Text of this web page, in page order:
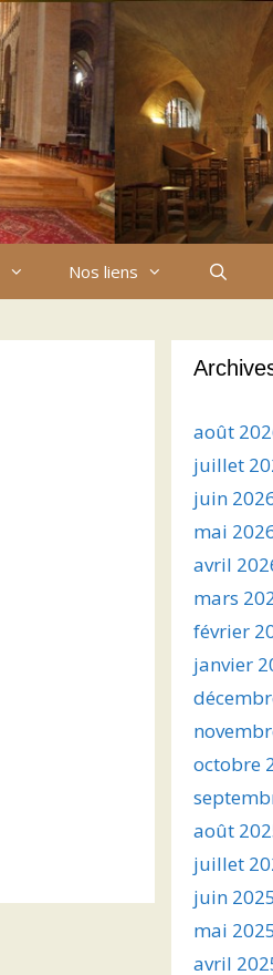
Nos liens
août
juillet
juin
mai
avril
mars
février
janvier
octobre
août
juillet
juin 2025
mai 2025
avril